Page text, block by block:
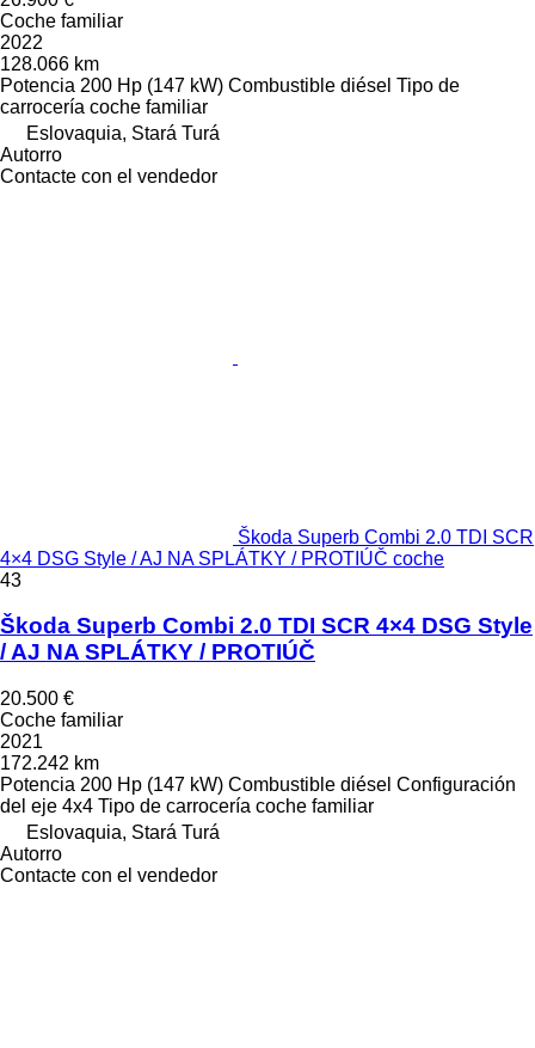
Coche familiar
2022
128.066 km
Potencia 200 Hp (147 kW) Combustible diésel Tipo de
carrocería coche familiar
Eslovaquia, Stará Turá
Autorro
Contacte con el vendedor
Škoda Superb Combi 2.0 TDI SCR
4×4 DSG Style / AJ NA SPLÁTKY / PROTIÚČ coche
43
Škoda Superb Combi 2.0 TDI SCR 4×4 DSG Style
/ AJ NA SPLÁTKY / PROTIÚČ
20.500 €
Coche familiar
2021
172.242 km
Potencia 200 Hp (147 kW) Combustible diésel Configuración
del eje 4x4 Tipo de carrocería coche familiar
Eslovaquia, Stará Turá
Autorro
Contacte con el vendedor